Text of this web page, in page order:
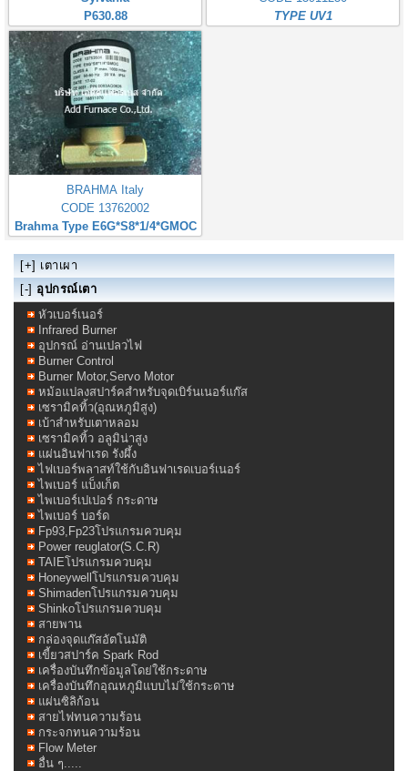
P630.88
TYPE UV1
BRAHMA Italy
CODE 13762002
Brahma Type E6G*S8*1/4*GMOC
[+] เตาเผา
[-] อุปกรณ์เตา
หัวเบอร์เนอร์
Infrared Burner
อุปกรณ์ อ่านเปลวไฟ
Burner Control
Burner Motor,Servo Motor
หม้อแปลงสปาร์คสำหรับจุดเบิร์นเนอร์แก๊ส
เซรามิคทิ้ว(อุณหภูมิสูง)
เบ้าสำหรับเตาหลอม
เซรามิคทิ้ว อลูมิน่าสูง
แผ่นอินฟาเรด รังผึ้ง
ไฟเบอร์พลาสท์ใช้กับอินฟาเรดเบอร์เนอร์
ไพเบอร์ แบ็งเก็ต
ไพเบอร์เปเปอร์ กระดาษ
ไพเบอร์ บอร์ด
Fp93,Fp23โปรแกรมควบคุม
Power reuglator(S.C.R)
TAIEโปรแกรมควบคุม
Honeywellโปรแกรมควบคุม
Shimadenโปรแกรมควบคุม
Shinkoโปรแกรมควบคุม
สายพาน
กล่องจุดแก๊สอัตโนมัติ
เขี้ยวสปาร์ค Spark Rod
เครื่องบันทึกข้อมูลโดย่ใช้กระดาษ
เครื่องบันทึกอุณหภูมิแบบไม่ใช้กระดาษ
แผ่นซิลิก้อน
สายไฟทนความร้อน
กระจกทนความร้อน
Flow Meter
อื่น ๆ.....